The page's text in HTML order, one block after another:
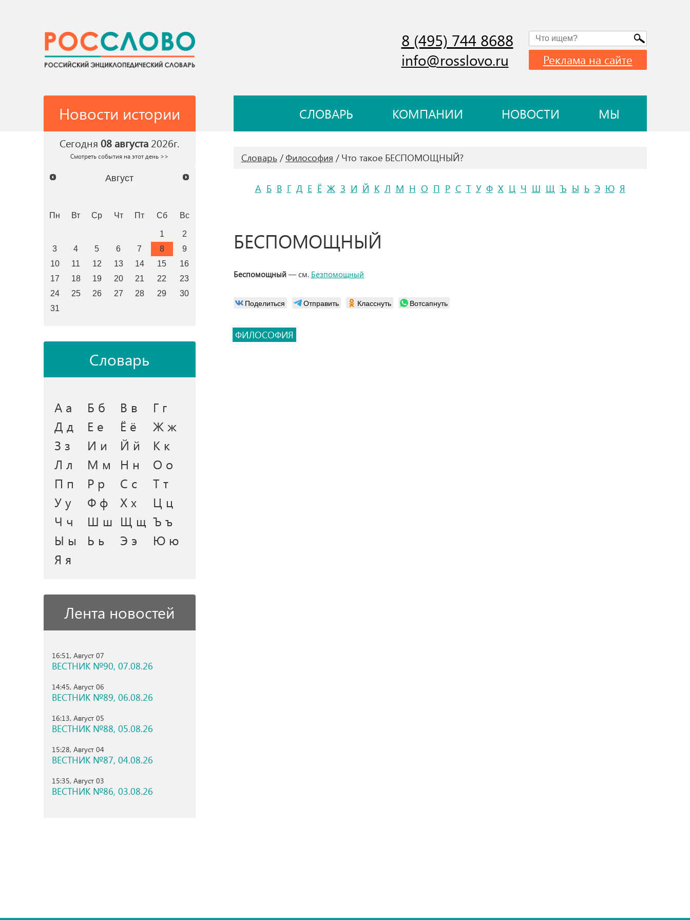
8 (495) 744 8688
info@rosslovo.ru Реклама на сайте
Новости истории СЛОВАРЬ КОМПАНИИ НОВОСТИ МЫ
Сегодня 08 августа 2026г.
Смотреть события на этот день >>
Август
Пн Вт Ср Чт Пт Сб Вс
1
2
3
4 5 6 7 8
9
10
11 12 13 14 15
16
17
18 19 20 21 22
23
24
25 26 27 28 29
30
31
Словарь
А а Б б В в
Г г
Д д
Е е Ё ё
Ж ж
З з
И и Й й
К к
Л л
М м Н н
О о
П п
Р р С с
Т т
У у
Ф ф Х х
Ц ц
Ч ч
Ш ш Щ щ Ъ ъ
Ы ы
Ь ь Э э
Ю ю
Я я
Лента новостей
16:51, Август 07
ВЕСТНИК №90, 07.08.26
14:45, Август 06
ВЕСТНИК №89, 06.08.26
16:13, Август 05
ВЕСТНИК №88, 05.08.26
15:28, Август 04
ВЕСТНИК №87, 04.08.26
15:35, Август 03
ВЕСТНИК №86, 03.08.26
Словарь Философия Что такое БЕСПОМОЩНЫЙ?
А Б В Г Д Е Ё Ж З И Й К Л М Н О П Р С Т У Ф Х Ц Ч Ш Щ Ъ Ы Ь Э Ю Я
БЕСПОМОЩНЫЙ
Беспомощный— см. Безпомощный
Поделиться Отправить Класснуть Вотсапнуть
ФИЛОСОФИЯ